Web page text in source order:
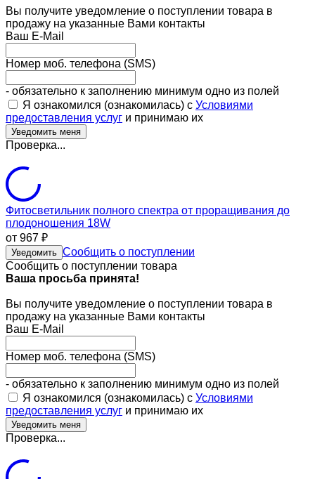
Вы получите уведомление о поступлении товара в
продажу на указанные Вами контакты
Ваш E-Mail
Номер моб. телефона (SMS)
- обязательно к заполнению минимум одно из полей
Я ознакомился (ознакомилась) с Условиями
предоставления услуг и принимаю их
Проверка...
Фитосветильник полного спектра от проращивания до
плодоношения 18W
от 967 ₽
Уведомить Сообщить о поступлении
Сообщить о поступлении товара
Ваша просьба принята!
Вы получите уведомление о поступлении товара в
продажу на указанные Вами контакты
Ваш E-Mail
Номер моб. телефона (SMS)
- обязательно к заполнению минимум одно из полей
Я ознакомился (ознакомилась) с Условиями
предоставления услуг и принимаю их
Проверка...